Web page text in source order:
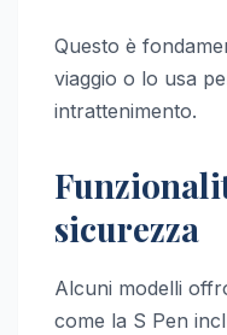
Questo è
viaggio o lo usa
intrattenimento.
sicurezza
Alcuni modelli
come la S Pen